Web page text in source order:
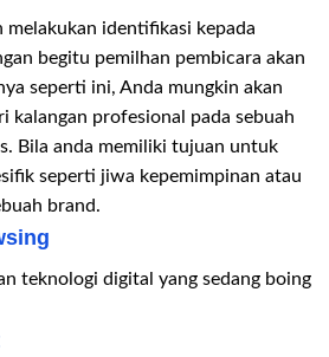
melakukan identifikasi kepada
begitu pemilhan pembicara akan
seperti ini, Anda mungkin akan
kalangan profesional pada sebuah
Bila anda memiliki tujuan untuk
seperti jiwa kepemimpinan atau
brand.
teknologi digital yang sedang boing